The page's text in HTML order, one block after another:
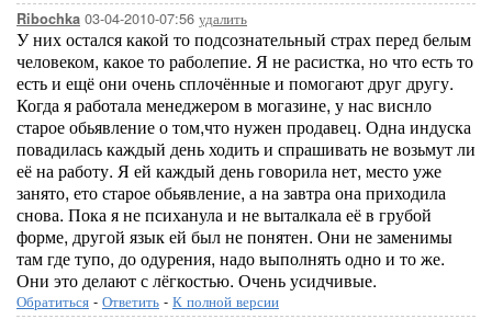
Ribochka 03-04-2010-07:56 удалить
У них остался какой то подсознательный страх перед белым
человеком, какое то раболепие. Я не расистка, но что есть то
есть и ещё они очень сплочённые и помогают друг другу.
Когда я работала менеджером в могазине, у нас виснло
старое обьявление о том,что нужен продавец. Одна индуска
повадилась каждый день ходить и спрашивать не возьмут ли
её на работу. Я ей каждый день говорила нет, место уже
занято, ето старое обьявление, а на завтра она приходила
снова. Пока я не психанула и не выталкала её в грубой
форме, другой язык ей был не понятен. Они не заменимы
там где тупо, до одурения, надо выполнять одно и то же.
Они это делают с лёгкостью. Очень усидчивые.
Обратиться - Ответить - К полной версии